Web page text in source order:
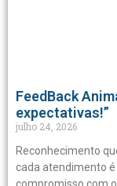
FeedBack
expectativas!”
julho 24, 2026
Reconhecimento
cada atendimento